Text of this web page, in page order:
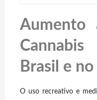
Aumento
Brasil e
O uso recreativo e